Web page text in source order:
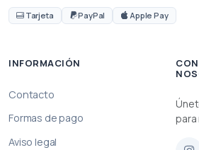
Tarjeta PayPal Apple Pay
INFORMACIÓN
Contacto
Formas de pago
Aviso legal